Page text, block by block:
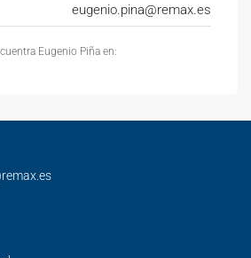
eugenio.pina@remax.es
Eugenio Piña en: